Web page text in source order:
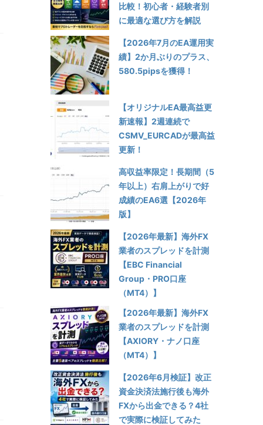
比較！初心者・経験者別
に最適な選び方を解説
【2026年7月のEA運用実
績】2か月ぶりのプラス、
580.5pipsを獲得！
【オリジナルEA最高益更
新速報】2週連続で
CSMV_EURCADが最高益
更新！
高収益率限定！長期間（5
年以上）右肩上がりで好
成績のEA6選【2026年
版】
【2026年最新】海外FX
業者のスプレッドを計測
【EBC Financial
Group・PRO口座
（MT4）】
【2026年最新】海外FX
業者のスプレッドを計測
【AXIORY・ナノ口座
（MT4）】
【2026年6月検証】改正
資金決済法施行後も海外
FXから出金できる？4社
で実際に検証してみた